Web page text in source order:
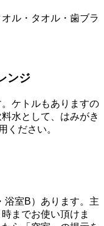
ル・タオル・歯ブラ
ンジ
ケトルもありますの
水として、はみがき
ください。
浴室B）あります。主
までお使い頂けま